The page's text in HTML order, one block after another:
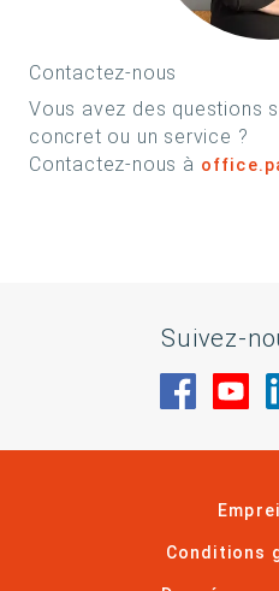
Contactez-nous
Vous avez des questions
concret ou un service ?
Contactez-nous à
Suivez-
Conditions